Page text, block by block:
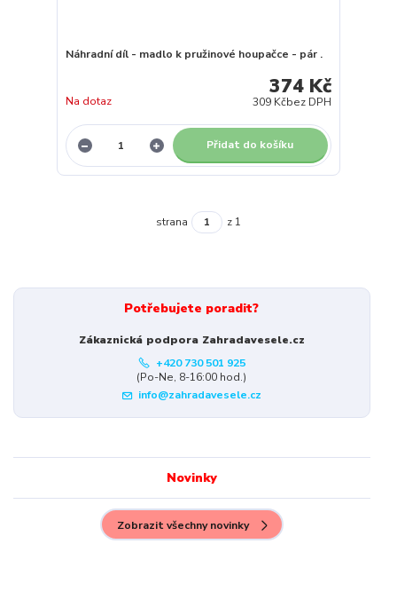
Náhradní díl - madlo k pružinové houpačce - pár .
374 Kč
309 Kčbez DPH
Na dotaz
Přidat do košíku
strana z 1
Potřebujete poradit?
Zákaznická podpora Zahradavesele.cz
+420 730 501 925
(Po-Ne, 8-16:00 hod.)
info@zahradavesele.cz
Novinky
Zobrazit všechny novinky